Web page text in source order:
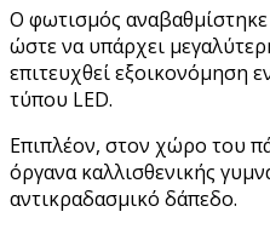
Ο φωτισμός
ώστε να υπάρχει
επιτευχθεί εξοικονόμηση
τύπου LED.
Επιπλέον, στον χώρο του
όργανα καλλισθενικής
αντικραδασμικό δάπεδο.